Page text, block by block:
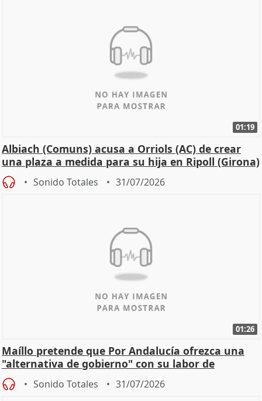
01:19
Albiach (Comuns) acusa a Orriols (AC) de crear
una plaza a medida para su hija en Ripoll (Girona)
Sonido Totales 31/07/2026
01:26
Maíllo pretende que Por Andalucía ofrezca una
"alternativa de gobierno" con su labor de
oposición
Sonido Totales 31/07/2026